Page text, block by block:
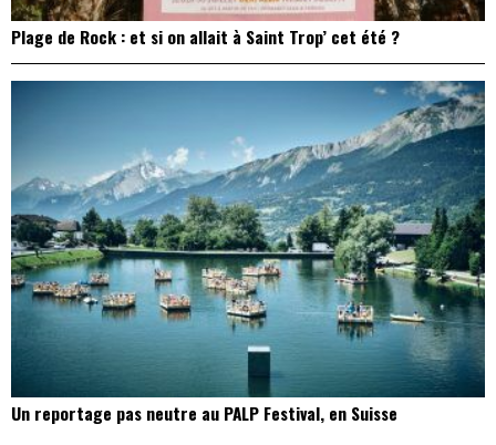
Plage de Rock : et si on allait à Saint Trop’ cet été ?
Un reportage pas neutre au PALP Festival, en Suisse